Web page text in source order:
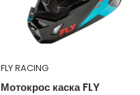
FLY RACING
Мотокрос каска FLY